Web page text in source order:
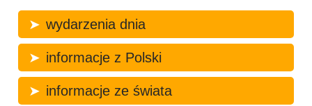
wydarzenia dnia
informacje z Polski
informacje ze świata